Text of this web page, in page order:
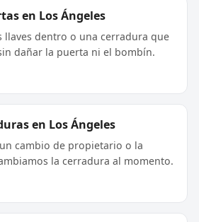
en Los Ángeles
llaves dentro o una cerradura que
dañar la puerta ni el bombín.
en Los Ángeles
cambio de propietario o la
la cerradura al momento.